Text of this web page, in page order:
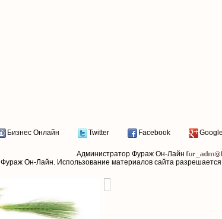
Бизнес Онлайн Twitter Facebook
Администратор Фураж Он-Лайн
Фураж Он-Лайн. Использование материалов сайта